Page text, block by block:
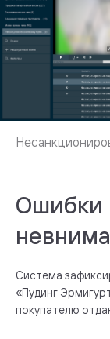
Ошибки
Система
«Пудинг
покупателю